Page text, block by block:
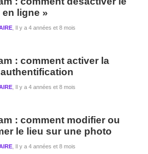
ligne »
Il y a 4 années et 8 mois
: comment activer la
Il y a 4 années et 8 mois
: comment modifier ou
le lieu sur une photo
Il y a 4 années et 8 mois